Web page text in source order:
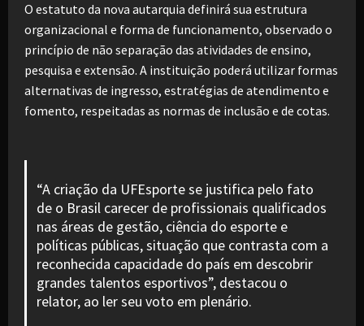
O estatuto da nova autarquia definirá sua estrutura
organizacional e forma de funcionamento, observado o
princípio de não separação das atividades de ensino,
pesquisa e extensão. A instituição poderá utilizar formas
alternativas de ingresso, estratégias de atendimento e
fomento, respeitadas as normas de inclusão e de cotas.
“A criação da UFEsporte se justifica pelo fato
de o Brasil carecer de profissionais qualificados
nas áreas de gestão, ciência do esporte e
políticas públicas, situação que contrasta com a
reconhecida capacidade do país em descobrir
grandes talentos esportivos”, destacou o
relator, ao ler seu voto em plenário.